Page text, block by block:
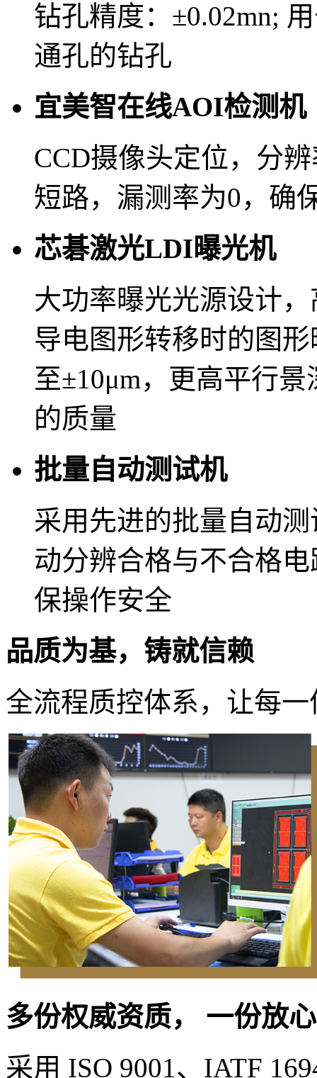
钻孔精度：±0.02mn;
通孔的钻孔
宜美智在线AOI检测机
CCD摄像头定位，分
短路，漏测率为0，确
芯碁激光LDI曝光机
大功率曝光光源设计
导电图形转移时的图
至±10μm，更高平行
的质量
批量自动测试机
采用先进的批量自动
动分辨合格与不合格
保操作安全
品质为基，铸就信赖
全流程质控体系，让每
多份权威资质， 一份放
采用 ISO 9001、IATF